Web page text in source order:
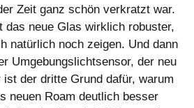
Zeit ganz schön verkratzt war.
das neue Glas wirklich robuster,
natürlich noch zeigen. Und dann
Umgebungslichtsensor, der neu
der dritte Grund dafür, warum
neuen Roam deutlich besser